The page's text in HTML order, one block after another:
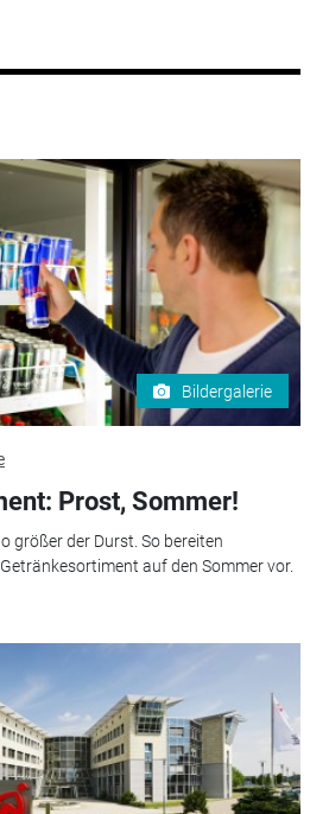
Bildergalerie
Prost, Sommer!
größer der Durst. So bereiten
auf den Sommer vor.